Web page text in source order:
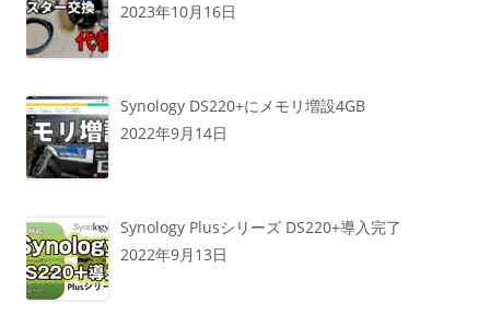
2023年10月16日
Synology DS220+にメモリ増設4GB
2022年9月14日
Synology Plusシリーズ DS220+導入完了
2022年9月13日